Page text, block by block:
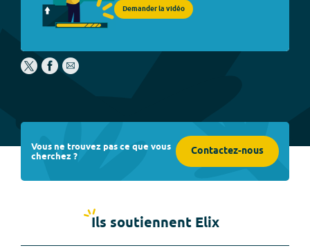
Demander la vidéo
Vous ne trouvez pas ce que vous
cherchez ? Contactez-nous
Ils soutiennent Elix